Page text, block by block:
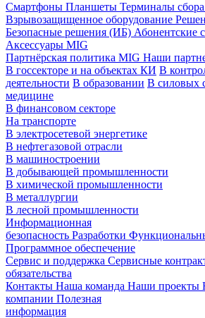
Смартфоны Планшеты Терминалы
Взрывозащищенное оборудование
Безопасные решения (ИБ) Абонентские
Аксессуары MIG
Партнёрская политика MIG Наши
В госсекторе и на объектах КИ В
деятельности В образовании В силовых
медицине
В финансовом секторе
На транспорте
В электросетевой энергетике
В нефтегазовой отрасли
В машиностроении
В добывающей промышленности
В химической промышленности
В металлургии
В лесной промышленности
Информационная
безопасность Разработки
Программное обеспечение
Сервис и поддержка Сервисные
обязательства
Контакты Наша команда Наши проекты
компании Полезная
информация